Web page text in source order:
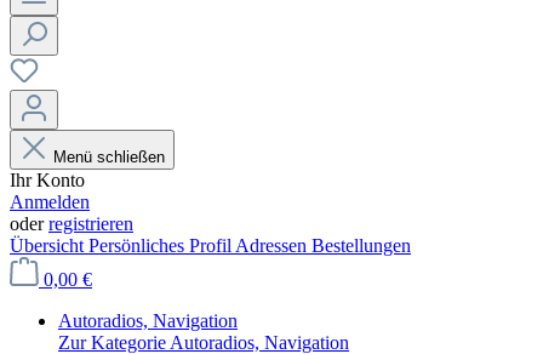
Menü schließen
Ihr Konto
Anmelden
oderregistrieren
Übersicht Persönliches Profil Adressen Bestellungen
0,00 €
Autoradios, Navigation
Zur Kategorie Autoradios, Navigation